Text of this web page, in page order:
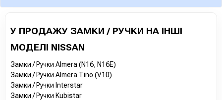
У ПРОДАЖУ ЗАМКИ / РУЧКИ НА ІНШІ
МОДЕЛІ NISSAN
Замки / Ручки Almera (N16, N16E)
Замки / Ручки Almera Tino (V10)
Замки / Ручки Interstar
Замки / Ручки Kubistar